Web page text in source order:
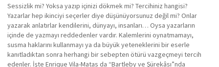
Sessizlik mi? Yoksa yazıp içinizi dökmek mi? Tercihiniz hangisi?
Yazarlar hep ikinciyi seçerler diye düşünüyorsunuz değil mi? Onlar
yazarak anlatırlar kendilerini, dünyayı, insanları… Oysa yazarların
içinde de yazmayı reddedenler vardır. Kalemlerini oynatmamayı,
susma haklarını kullanmayı ya da büyük yeteneklerini bir eserle
kanıtladıktan sonra herhangi bir sebepten ötürü vazgeçmeyi tercih
edenler. İşte Enrique Vila-Matas da “Bartleby ve Şürekâsı”nda